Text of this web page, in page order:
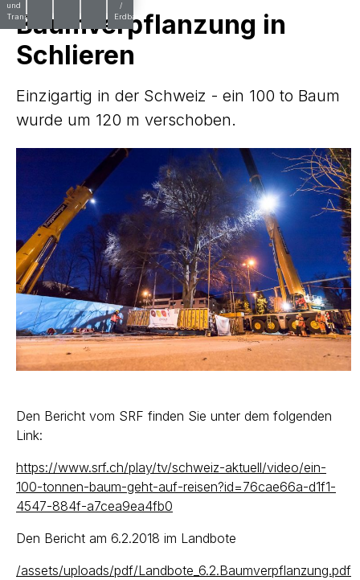
und
Transporte
/
Erdbau
Baumverpflanzung in
Schlieren
Einzigartig in der Schweiz - ein 100 to Baum
wurde um 120 m verschoben.
Den Bericht vom SRF finden Sie unter dem folgenden
Link:
https://www.srf.ch/play/tv/schweiz-aktuell/video/ein-
100-tonnen-baum-geht-auf-reisen?id=76cae66a-d1f1-
4547-884f-a7cea9ea4fb0
Den Bericht am 6.2.2018 im Landbote
/assets/uploads/pdf/Landbote_6.2.Baumverpflanzung.pdf